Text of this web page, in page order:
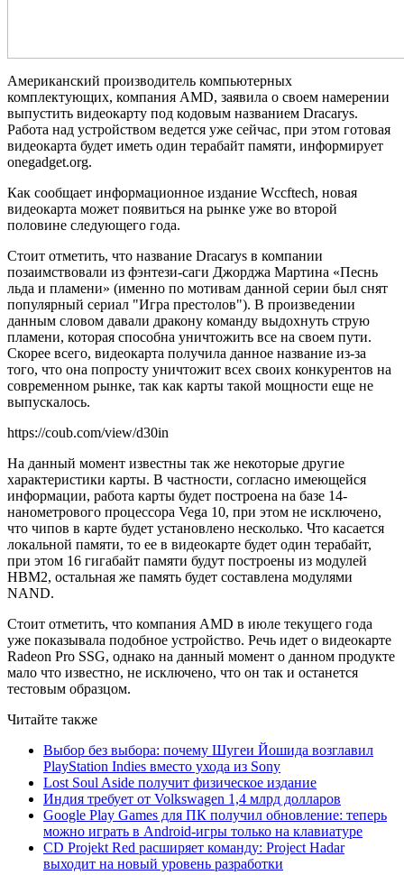
Американский производитель компьютерных
комплектующих, компания AMD, заявила о своем намерении
выпустить видеокарту под кодовым названием Dracarys.
Работа над устройством ведется уже сейчас, при этом готовая
видеокарта будет иметь один терабайт памяти, информирует
onegadget.org.
Как сообщает информационное издание Wccftech, новая
видеокарта может появиться на рынке уже во второй
половине следующего года.
Стоит отметить, что название Dracarys в компании
позаимствовали из фэнтези-саги Джорджа Мартина «Песнь
льда и пламени» (именно по мотивам данной серии был снят
популярный сериал "Игра престолов"). В произведении
данным словом давали дракону команду выдохнуть струю
пламени, которая способна уничтожить все на своем пути.
Скорее всего, видеокарта получила данное название из-за
того, что она попросту уничтожит всех своих конкурентов на
современном рынке, так как карты такой мощности еще не
выпускалось.
https://coub.com/view/d30in
На данный момент известны так же некоторые другие
характеристики карты. В частности, согласно имеющейся
информации, работа карты будет построена на базе 14-
нанометрового процессора Vega 10, при этом не исключено,
что чипов в карте будет установлено несколько. Что касается
локальной памяти, то ее в видеокарте будет один терабайт,
при этом 16 гигабайт памяти будут построены из модулей
HBM2, остальная же память будет составлена модулями
NAND.
Стоит отметить, что компания AMD в июле текущего года
уже показывала подобное устройство. Речь идет о видеокарте
Radeon Pro SSG, однако на данный момент о данном продукте
мало что известно, не исключено, что он так и останется
тестовым образцом.
Читайте также
Выбор без выбора: почему Шугеи Йошида возглавил
PlayStation Indies вместо ухода из Sony
Lost Soul Aside получит физическое издание
Индия требует от Volkswagen 1,4 млрд долларов
Google Play Games для ПК получил обновление: теперь
можно играть в Android-игры только на клавиатуре
CD Projekt Red расширяет команду: Project Hadar
выходит на новый уровень разработки